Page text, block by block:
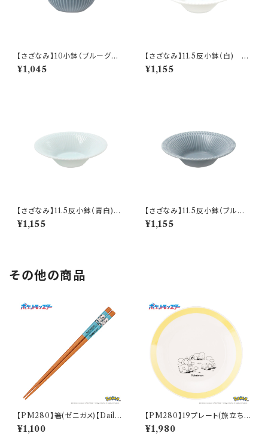
【さざなみ】10小鉢（ブルーグレ
ー) O-M47503
¥1,045
【さざなみ】11.5反小鉢（白) O
-M43301
¥1,155
【さざなみ】11.5反小鉢（青白)
O-M43302
¥1,155
【さざなみ】11.5反小鉢（ブルー
グレー) O-M43303
¥1,155
その他の商品
【PM280】箸(ゼニガメ)【Daily
Sketch】PM283-840
¥1,100
【PM280】19プレート(旅立ち)
【Daily Sketch】PM285-330
¥1,980